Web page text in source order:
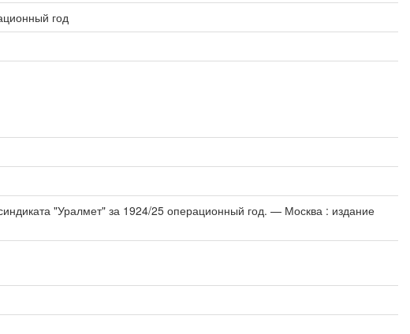
год
"Уралмет" за 1924/25 операционный год. — Москва : издание